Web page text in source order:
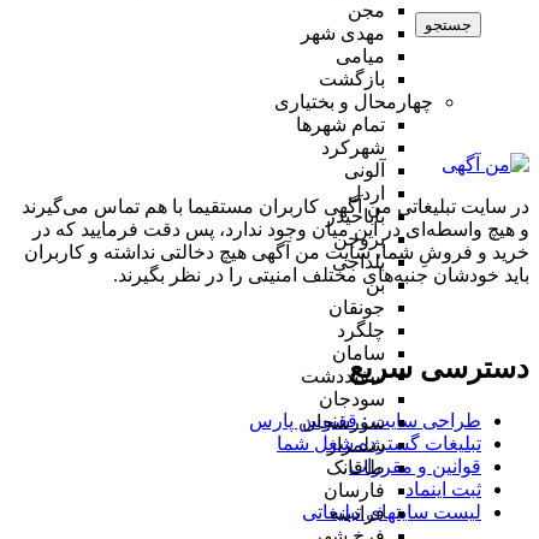
مجن
مهدی شهر
میامی
بازگشت
چهارمحال و بختیاری
تمام شهر‌ها
شهرکرد
آلونی
اردل
باباحیدر
بروجن
بلداجی
بن
جونقان
چلگرد
سامان
سفیددشت
سودجان
سورشجان
شلمزار
طاقانک
فارسان
فرادبنه
جستجو
در سایت تبلیغاتی من آگهی کاربران مستقیما با هم تماس می‌گیرند
و هیچ واسطه‌ای در این میان وجود ندارد، پس دقت فرمایید که در
خرید و فروشِ شما، سایت من آگهی هیچ دخالتی نداشته و کاربران
باید خودشان جنبه‌های مختلف امنیتی را در نظر بگیرند.
دسترسی سریع
طراحی سایت :‌ ققنوس پارس
تبلیغات گسترده شغل شما
قوانین و مقررات
ثبت اینماد
لیست سایتهای تبلیغاتی